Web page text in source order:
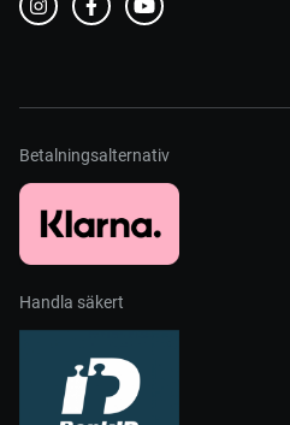
Betalningsalternativ
Handla säkert